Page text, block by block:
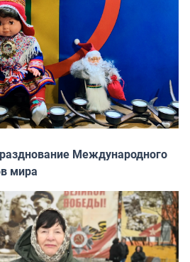
Международного
мира